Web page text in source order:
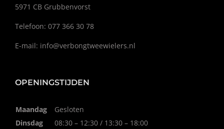
5971 CB Grubbenvorst
Telefoon: 077 366 30 78
E-mail: info@verbongtweewielers.nl
OPENINGSTIJDEN
Maandag
Gesloten
Dinsdag
08:30 – 12:30 / 13:30 – 18:00